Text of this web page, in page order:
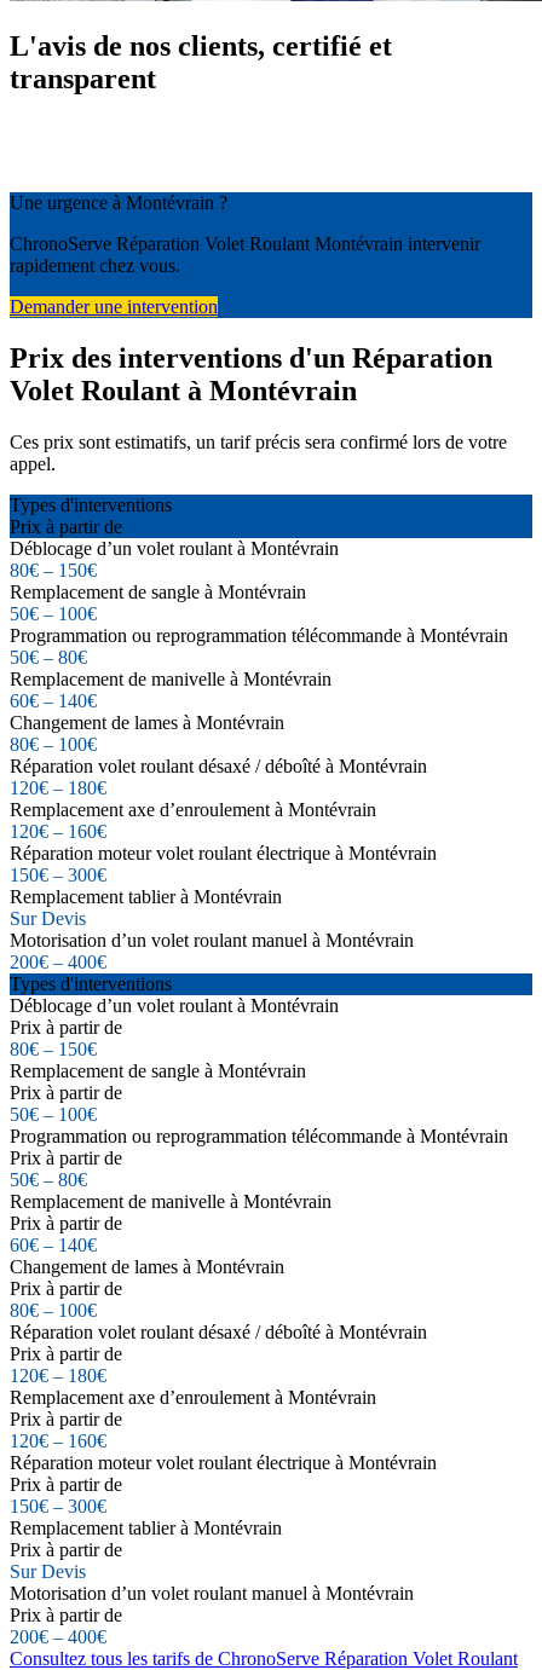
L'avis de nos clients, certifié et
transparent
Une urgence à Montévrain ?
ChronoServe Réparation Volet Roulant Montévrain intervenir
rapidement chez vous.
Demander une intervention
Prix des interventions d'un Réparation
Volet Roulant à Montévrain
Ces prix sont estimatifs, un tarif précis sera confirmé lors de votre
appel.
Types d'interventions
Prix à partir de
Déblocage d’un volet roulant à Montévrain
80€ – 150€
Remplacement de sangle à Montévrain
50€ – 100€
Programmation ou reprogrammation télécommande à Montévrain
50€ – 80€
Remplacement de manivelle à Montévrain
60€ – 140€
Changement de lames à Montévrain
80€ – 100€
Réparation volet roulant désaxé / déboîté à Montévrain
120€ – 180€
Remplacement axe d’enroulement à Montévrain
120€ – 160€
Réparation moteur volet roulant électrique à Montévrain
150€ – 300€
Remplacement tablier à Montévrain
Sur Devis
Motorisation d’un volet roulant manuel à Montévrain
200€ – 400€
Types d'interventions
Déblocage d’un volet roulant à Montévrain
Prix à partir de
80€ – 150€
Remplacement de sangle à Montévrain
Prix à partir de
50€ – 100€
Programmation ou reprogrammation télécommande à Montévrain
Prix à partir de
50€ – 80€
Remplacement de manivelle à Montévrain
Prix à partir de
60€ – 140€
Changement de lames à Montévrain
Prix à partir de
80€ – 100€
Réparation volet roulant désaxé / déboîté à Montévrain
Prix à partir de
120€ – 180€
Remplacement axe d’enroulement à Montévrain
Prix à partir de
120€ – 160€
Réparation moteur volet roulant électrique à Montévrain
Prix à partir de
150€ – 300€
Remplacement tablier à Montévrain
Prix à partir de
Sur Devis
Motorisation d’un volet roulant manuel à Montévrain
Prix à partir de
200€ – 400€
Consultez tous les tarifs de ChronoServe Réparation Volet Roulant